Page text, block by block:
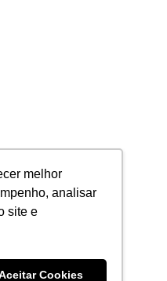
melhor
analisar
site e
Cookies